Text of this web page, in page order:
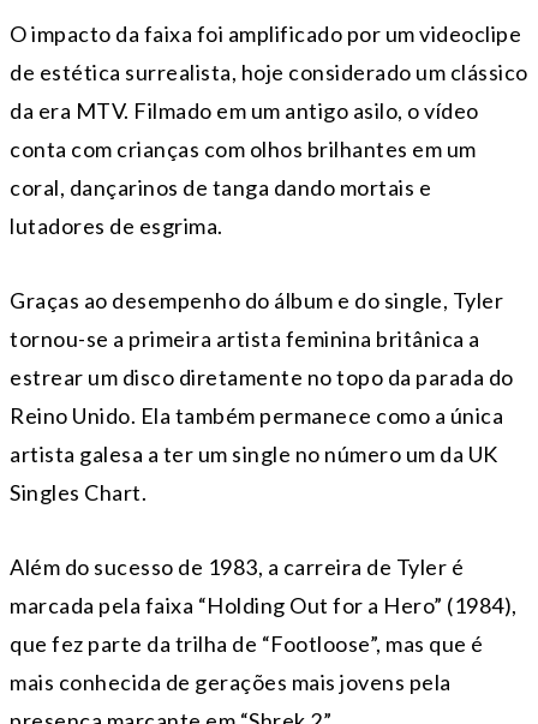
O impacto da faixa foi amplificado por um videoclipe
de estética surrealista, hoje considerado um clássico
da era MTV. Filmado em um antigo asilo, o vídeo
conta com crianças com olhos brilhantes em um
coral, dançarinos de tanga dando mortais e
lutadores de esgrima.
Graças ao desempenho do álbum e do single, Tyler
tornou-se a primeira artista feminina britânica a
estrear um disco diretamente no topo da parada do
Reino Unido. Ela também permanece como a única
artista galesa a ter um single no número um da UK
Singles Chart.
Além do sucesso de 1983, a carreira de Tyler é
marcada pela faixa “Holding Out for a Hero” (1984),
que fez parte da trilha de “Footloose”, mas que é
mais conhecida de gerações mais jovens pela